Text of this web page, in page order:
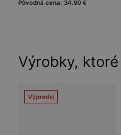
Pôvodná cena: 34.90 €
Výrobky,
Výpredaj